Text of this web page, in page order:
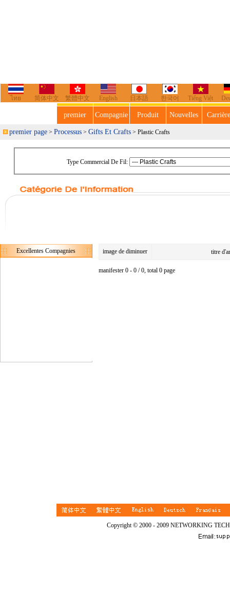
ไทย 简体中文 繁體中文 English 日本語 한국어 Tiếng Việt
premier Compagnie Produit Nouvelles
premier page > Processus > Gifts Et Crafts > Plastic Crafts
Type Commercial De Fil:
Excellentes Compagnies image de diminuer titre
manifester 0 - 0 / 0, total 0 page
Copyright © 2000 - 2009 NETWORKING